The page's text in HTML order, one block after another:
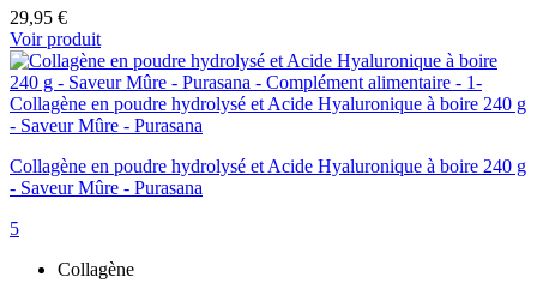
29,95 €
Voir produit
Collagène en poudre hydrolysé et Acide Hyaluronique à boire 240 g
- Saveur Mûre - Purasana
5
Collagène